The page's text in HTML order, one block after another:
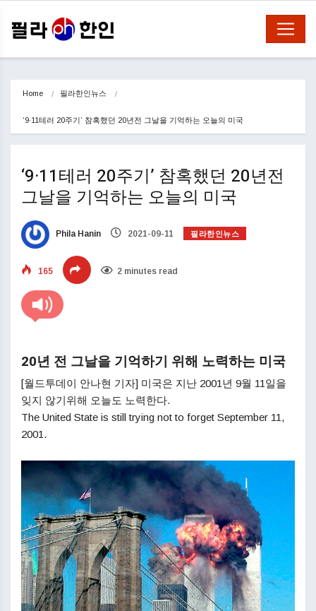
Home 필라한인뉴스
‘9·11테러 20주기’ 참혹했던 20년전 그날을 기억하는 오늘의 미국
‘9·11테러 20주기’ 참혹했던 20년전
그날을 기억하는 오늘의 미국
Phila Hanin 2021-09-11 필라한인뉴스
165 2 minutes read
20년 전 그날을 기억하기 위해 노력하는 미국
[월드투데이 안나현 기자] 미국은 지난 2001년 9월 11일을
잊지 않기위해 오늘도 노력한다.
The United State is still trying not to forget September 11,
2001.